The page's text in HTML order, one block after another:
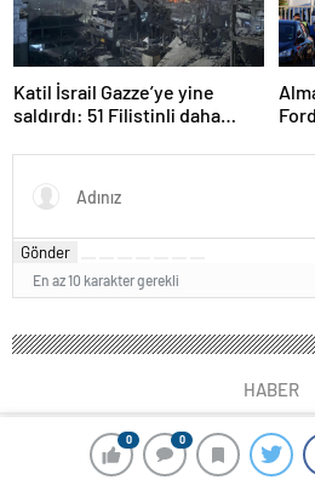
0 0
Katil İsrail Gazze’ye yine
saldırdı: 51 Filistinli daha
Gönder
En az 10 karakter gerekli
HABER